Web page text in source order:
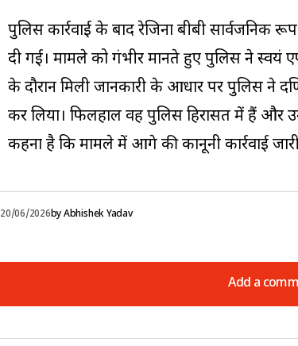
पुलिस कार्रवाई के बाद रेजिना बीबी
दी गई। मामले को गंभीर मानते हुए पुलिस ने
के दौरान मिली जानकारी के आधार पर पुलिस ने
कर लिया। फिलहाल वह पुलिस हिरासत में हैं और
कहना है कि मामले में आगे की कानूनी कार्रवाई
20/06/2026byAbhishek Yadav
Add a
Add a